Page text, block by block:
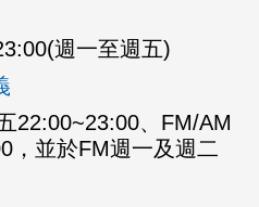
週一至週五)
22:00~23:00、FM/AM
，並於FM週一及週二